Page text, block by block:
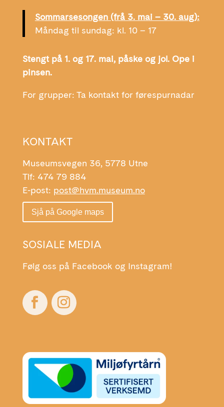
Sommarsesongen (frå 3. mai – 30. aug):
Måndag til sundag: kl. 10 – 17
Stengt på 1. og 17. mai, påske og jol. Ope i
pinsen.
For grupper: Ta kontakt for førespurnadar
KONTAKT
Museumsvegen 36, 5778 Utne
Tlf: 474 79 884
E-post: post@hvm.museum.no
Sjå på Google maps
SOSIALE MEDIA
Følg oss på Facebook og Instagram!